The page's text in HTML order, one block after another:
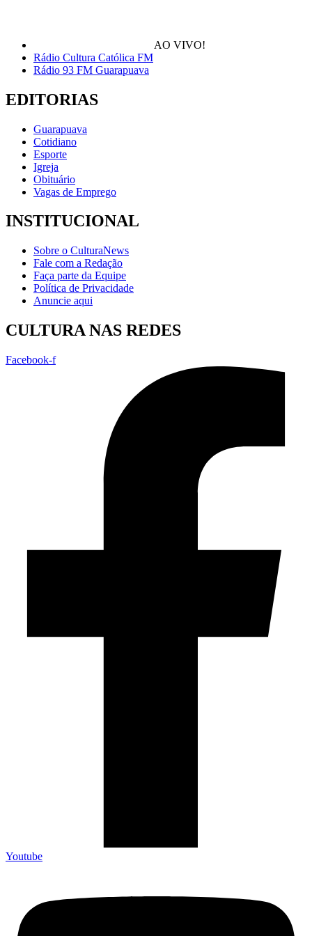
AO VIVO!
Rádio Cultura Católica FM
Rádio 93 FM Guarapuava
EDITORIAS
Guarapuava
Cotidiano
Esporte
Igreja
Obituário
Vagas de Emprego
INSTITUCIONAL
Sobre o CulturaNews
Fale com a Redação
Faça parte da Equipe
Política de Privacidade
Anuncie aqui
CULTURA NAS REDES
Facebook-f
Youtube